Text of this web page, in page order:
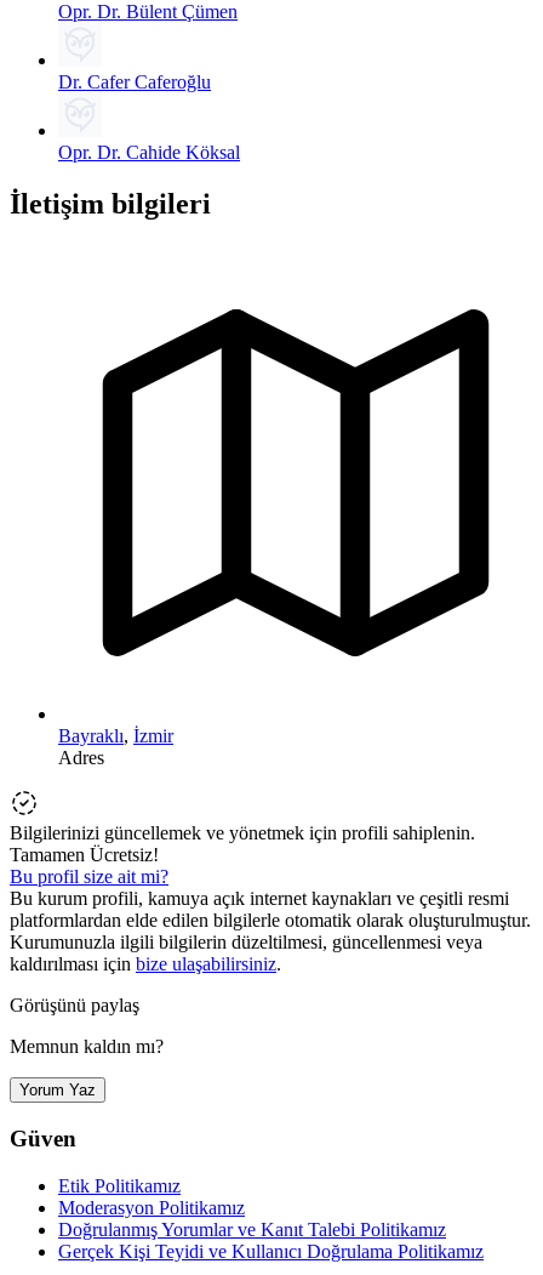
Opr. Dr. Bülent Çümen
Dr. Cafer Caferoğlu
Opr. Dr. Cahide Köksal
İletişim bilgileri
Bayraklı, İzmir
Adres
Bilgilerinizi güncellemek ve yönetmek için profili sahiplenin.
Tamamen Ücretsiz!
Bu profil size ait mi?
Bu kurum profili, kamuya açık internet kaynakları ve çeşitli resmi
platformlardan elde edilen bilgilerle otomatik olarak oluşturulmuştur.
Kurumunuzla ilgili bilgilerin düzeltilmesi, güncellenmesi veya
kaldırılması için bize ulaşabilirsiniz.
Görüşünü paylaş
Memnun kaldın mı?
Yorum Yaz
Güven
Etik Politikamız
Moderasyon Politikamız
Doğrulanmış Yorumlar ve Kanıt Talebi Politikamız
Gerçek Kişi Teyidi ve Kullanıcı Doğrulama Politikamız